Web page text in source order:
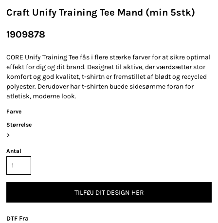
Craft Unify Training Tee Mand (min 5stk)
1909878
CORE Unify Training Tee fås i flere stærke farver for at sikre optimal
effekt for dig og dit brand. Designet til aktive, der værdsætter stor
komfort og god kvalitet, t-shirtn er fremstillet af blødt og recycled
polyester. Derudover har t-shirten buede sidesømme foran for
atletisk, moderne look.
Farve
Størrelse
>
Antal
TILFØJ DIT DESIGN HER
DTF Fra